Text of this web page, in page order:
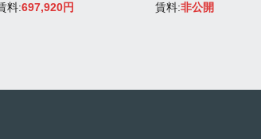
料:697,920円
賃料:非公開